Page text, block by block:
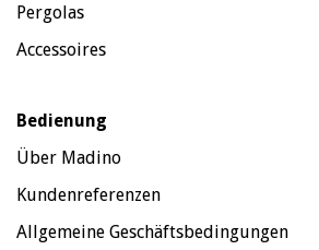
Pergolas
Accessoires
Bedienung
Über Madino
Kundenreferenzen
Allgemeine Geschäftsbedingungen